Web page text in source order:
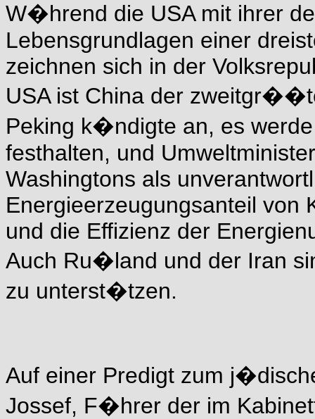
W�hrend die USA mit ihrer
Lebensgrundlagen einer
zeichnen sich in der
USA ist China der
Peking k�ndigte an, es
festhalten, und
Washingtons als
Energieerzeugungsanteil von
und die Effizienz der
Auch Ru�land und der Iran
zu unterst�tzen.
Auf einer Predigt zum
Jossef, F�hrer der im